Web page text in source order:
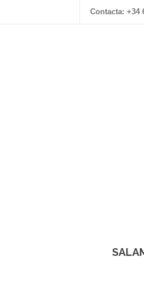
Contacta: +34